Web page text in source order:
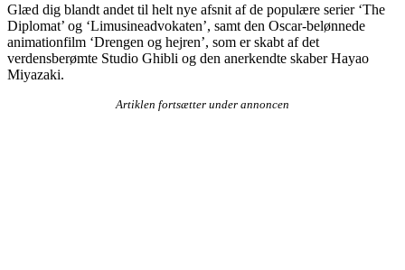
Glæd dig blandt andet til helt nye afsnit af de populære serier ‘The
Diplomat’ og ‘Limusineadvokaten’, samt den Oscar-belønnede
animationfilm ‘Drengen og hejren’, som er skabt af det
verdensberømte Studio Ghibli og den anerkendte skaber Hayao
Miyazaki.
Artiklen fortsætter under annoncen